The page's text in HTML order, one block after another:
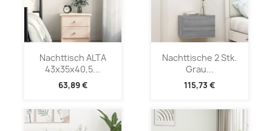
Nachttisch ALTA
43x35x40,5...
63,89 €
Nachttische 2 Stk.
Grau...
115,73 €